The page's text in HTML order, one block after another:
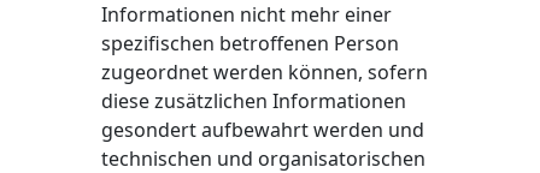
Informationen nicht mehr einer
spezifischen betroffenen Person
zugeordnet werden können, sofern
diese zusätzlichen Informationen
gesondert aufbewahrt werden und
technischen und organisatorischen